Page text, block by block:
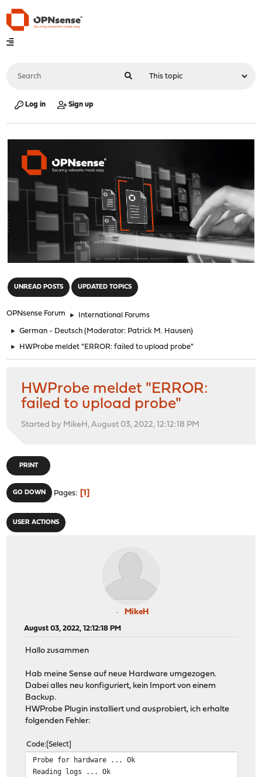
Log in Sign up
UNREAD POSTS UPDATED TOPICS
OPNsense Forum ► International Forums
► German - Deutsch (Moderator: Patrick M. Hausen)
► HWProbe meldet "ERROR: failed to upload probe"
HWProbe meldet "ERROR:
failed to upload probe"
Started by MikeH, August 03, 2022, 12:12:18 PM
PRINT
GO DOWN Pages 1
USER ACTIONS
MikeH
August 03, 2022, 12:12:18 PM
Hallo zusammen
Hab meine Sense auf neue Hardware umgezogen.
Dabei alles neu konfiguriert, kein Import von einem
Backup.
HWProbe Plugin installiert und ausprobiert, ich erhalte
folgenden Fehler:
Code Select
Probe for hardware ... Ok
Reading logs ... Ok